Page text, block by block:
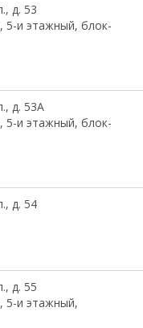
д. 53
5-и этажный, блок-
д. 53А
5-и этажный, блок-
д. 54
д. 55
5-и этажный,